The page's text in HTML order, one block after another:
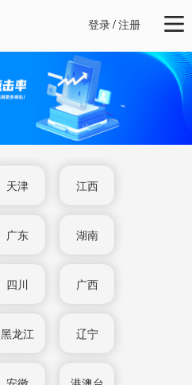
登录/注册
天津 江西
广东 湖南
四川 广西
黑龙江 辽宁